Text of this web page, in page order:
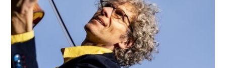
MEDIA